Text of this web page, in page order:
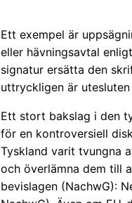
Ett exempel är
eller hävningsavtal
signatur ersätta den
uttryckligen är
Ett stort bakslag i den
för en kontroversiell
Tyskland varit tvungna
och överlämna dem till
bevislagen (NachwG):